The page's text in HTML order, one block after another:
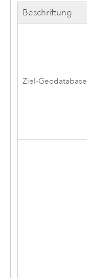
Beschriftung
Ziel-Geodatabase